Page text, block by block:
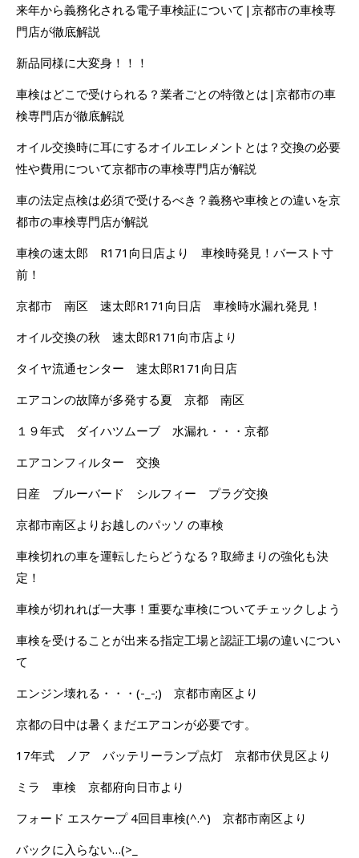
来年から義務化される電子車検証について|京都市の車検専
門店が徹底解説
新品同様に大変身！！！
車検はどこで受けられる？業者ごとの特徴とは|京都市の車
検専門店が徹底解説
オイル交換時に耳にするオイルエレメントとは？交換の必要
性や費用について京都市の車検専門店が解説
車の法定点検は必須で受けるべき？義務や車検との違いを京
都市の車検専門店が解説
車検の速太郎 R171向日店より 車検時発見！バースト寸
前！
京都市 南区 速太郎R171向日店 車検時水漏れ発見！
オイル交換の秋 速太郎R171向市店より
タイヤ流通センター 速太郎R171向日店
エアコンの故障が多発する夏 京都 南区
１９年式 ダイハツムーブ 水漏れ・・・京都
エアコンフィルター 交換
日産 ブルーバード シルフィー プラグ交換
京都市南区よりお越しのパッソ の車検
車検切れの車を運転したらどうなる？取締まりの強化も決
定！
車検が切れれば一大事！重要な車検についてチェックしよう
車検を受けることが出来る指定工場と認証工場の違いについ
て
エンジン壊れる・・・(-_-;) 京都市南区より
京都の日中は暑くまだエアコンが必要です。
17年式 ノア バッテリーランプ点灯 京都市伏見区より
ミラ 車検 京都府向日市より
フォード エスケープ 4回目車検(^.^) 京都市南区より
バックに入らない…(>_